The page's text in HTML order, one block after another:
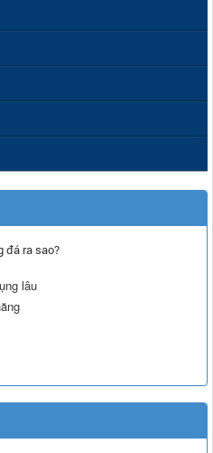
đá ra sao?
lâu